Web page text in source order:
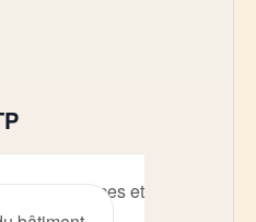
compétences et